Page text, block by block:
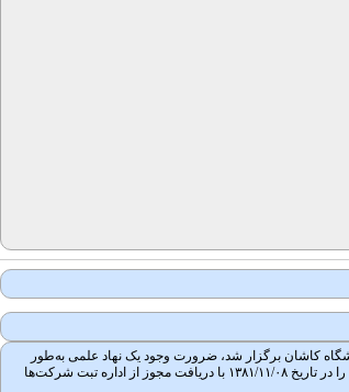
فرش کشور در دانشگاه کاشان برگزار شد، ضرورت وجود یک نهاد علمی به‌طور
جدی احساس شد. پس از پیگیری و مکاتبات بسیار، در جلسه ۱۳۸۱/۰۳/۲۲ تأسیس انجمن علمی فرش ایران در کمیسیون انجمن‌های علمی وزارت علوم تحقیقات و فناوری به تصویب رسید.انجمن فعالیت رسمی خود را در تاریخ ۱۳۸۱/۱۱/۰۸ با دریافت مجوز از اداره تبت شرکت‌ها